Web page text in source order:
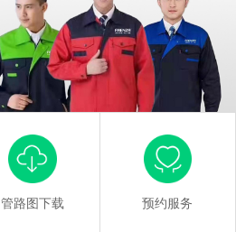
管路图下载 预约服务